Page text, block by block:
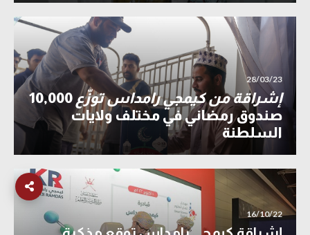
28/03/23
إشراقة من كيمجي رامداس توزّع 10,000
صندوق رمضاني في مختلف ولايات
السلطنة
16/10/22